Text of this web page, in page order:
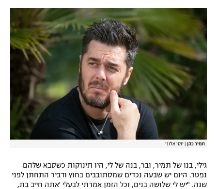
תמיר כהן יוסי אלוני
גילי, בנו של תמיר, ובר, בנה של לי, היו תינוקות כשסבא שלהם
נפטר. היום יש שבעה נכדים שמסתובבים בחוץ ודביר התחתן לפני
שנה. "יש לי שלושה בנים, וכל הזמן אמרתי לבעלי 'אתה חייב בת,